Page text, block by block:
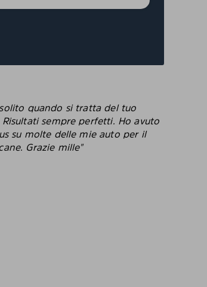
quando si tratta del tuo
sempre perfetti. Ho avuto
su molte delle mie auto per il
Grazie mille"